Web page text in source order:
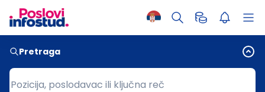
Pretraga
Pozicija, poslodavac ili ključna reč
Pozicija, poslodavac ili ključna reč